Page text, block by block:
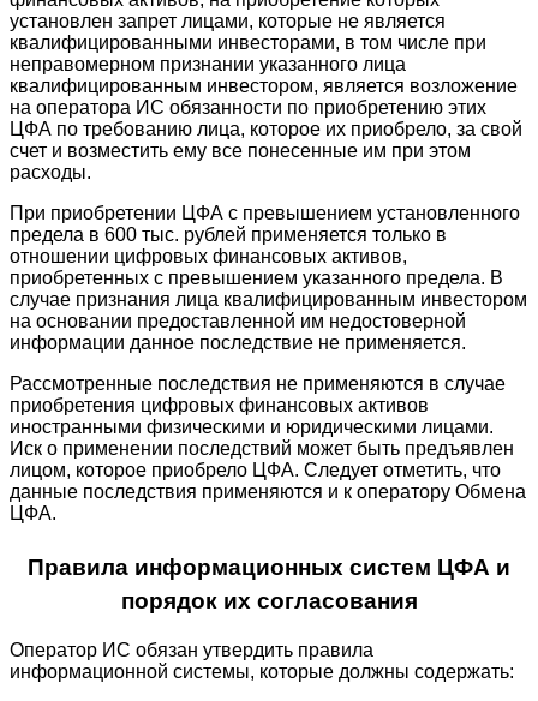
установлен запрет лицами, которые не является
квалифицированными инвесторами, в том числе при
неправомерном признании указанного лица
квалифицированным инвестором, является возложение
на оператора ИС обязанности по приобретению этих
ЦФА по требованию лица, которое их приобрело, за свой
счет и возместить ему все понесенные им при этом
расходы.
При приобретении ЦФА с превышением установленного
предела в 600 тыс. рублей применяется только в
отношении цифровых финансовых активов,
приобретенных с превышением указанного предела. В
случае признания лица квалифицированным инвестором
на основании предоставленной им недостоверной
информации данное последствие не применяется.
Рассмотренные последствия не применяются в случае
приобретения цифровых финансовых активов
иностранными физическими и юридическими лицами.
Иск о применении последствий может быть предъявлен
лицом, которое приобрело ЦФА. Следует отметить, что
данные последствия применяются и к оператору Обмена
ЦФА.
Правила информационных систем ЦФА и
порядок их согласования
Оператор ИС обязан утвердить правила
информационной системы, которые должны содержать: